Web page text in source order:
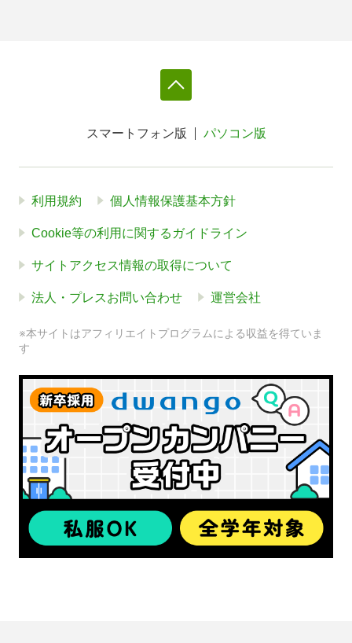
スマートフォン版 パソコン版
利用規約 個人情報保護基本方針
Cookie等の利用に関するガイドライン
サイトアクセス情報の取得について
法人・プレスお問い合わせ 運営会社
※本サイトはアフィリエイトプログラムによる収益を得ていま
す